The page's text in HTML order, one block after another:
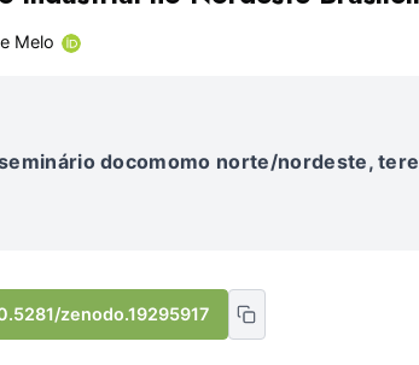
Melo
docomomo norte/nordeste,
zenodo.19295917